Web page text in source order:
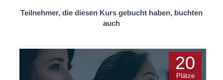
Teilnehmer, die diesen Kurs gebucht haben, buchten
auch
20
Plätze